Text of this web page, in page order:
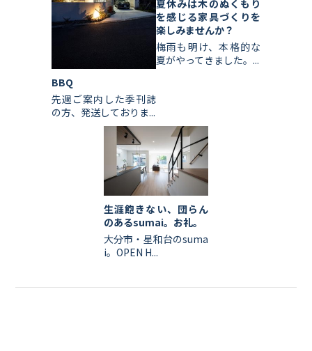
BBQ
先週ご案内した季刊誌
の方、発送しておりま...
夏休みは木のぬくもり
を感じる家具づくりを
楽しみませんか？
梅雨も明け、本格的な
夏がやってきました。...
生涯飽きない、団らん
のあるsumai。お礼。
大分市・星和台のsuma
i。OPEN H...